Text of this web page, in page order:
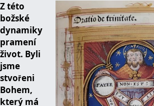
Z této
božské
dynamiky
pramení
život. Byli
jsme
stvořeni
Bohem,
který má